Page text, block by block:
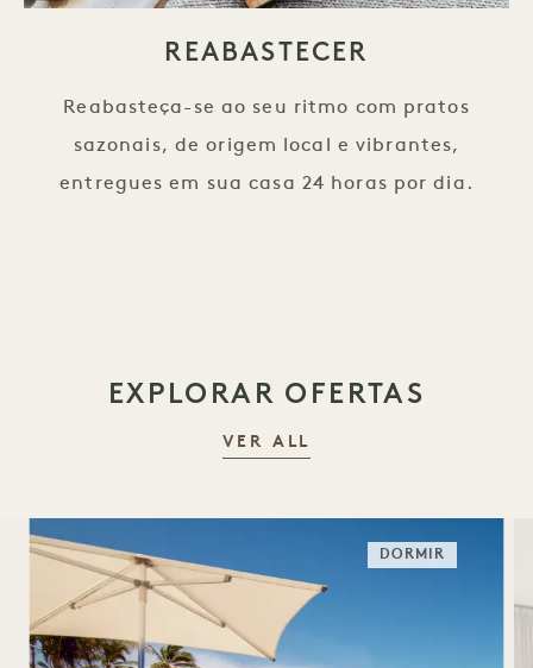
REABASTECER
Reabasteça-se ao seu ritmo com pratos
sazonais, de origem local e vibrantes,
entregues em sua casa 24 horas por dia.
EXPLORAR OFERTAS
VER ALL
DORMIR